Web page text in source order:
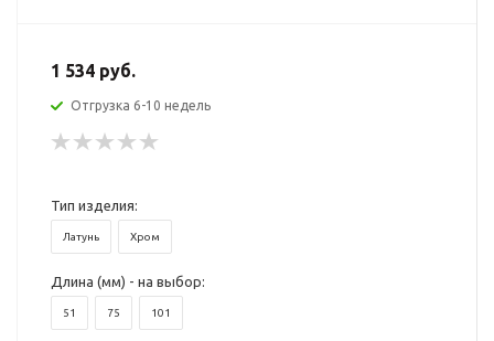
1 534 руб.
Отгрузка 6-10 недель
Тип изделия:
Латунь Хром
Длина (мм) - на выбор:
51 75 101